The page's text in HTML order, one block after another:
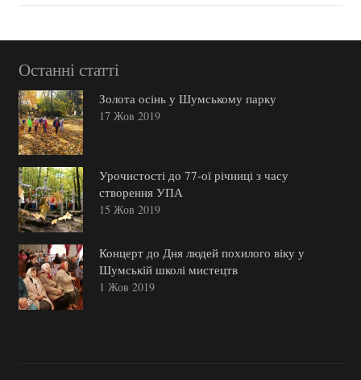
Останні статті
Золота осінь у Шумському парку
17 Жов 2019
Урочистості до 77-ої річниці з часу
створення УПА
15 Жов 2019
Концерт до Дня людей похилого віку у
Шумській школі мистецтв
1 Жов 2019